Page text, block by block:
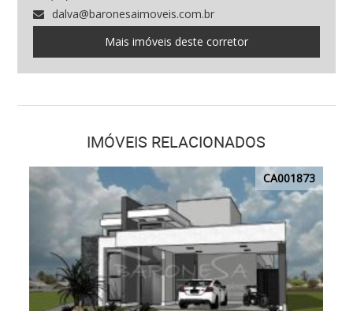
dalva@baronesaimoveis.com.br
Mais imóveis deste corretor
IMÓVEIS RELACIONADOS
CA001873